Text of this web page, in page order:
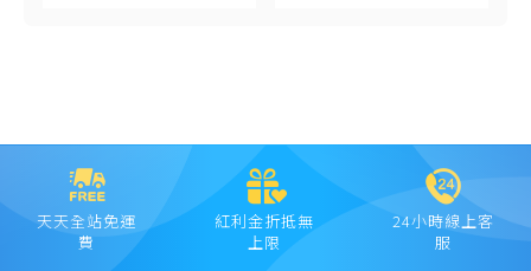
天天全站免運
費
紅利金折抵無
上限
24小時線上客
服